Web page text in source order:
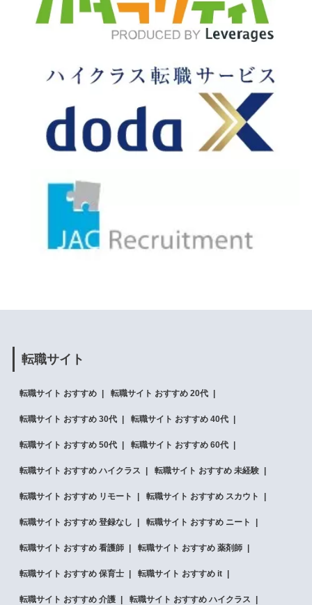
転職サイト
転職サイト おすすめ 転職サイト おすすめ 20代
転職サイト おすすめ 30代 転職サイト おすすめ 40代
転職サイト おすすめ 50代 転職サイト おすすめ 60代
転職サイト おすすめ ハイクラス 転職サイト おすすめ 未経験
転職サイト おすすめ リモート 転職サイト おすすめ スカウト
転職サイト おすすめ 登録なし 転職サイト おすすめ ニート
転職サイト おすすめ 看護師 転職サイト おすすめ 薬剤師
転職サイト おすすめ 保育士 転職サイト おすすめ it
転職サイト おすすめ 介護 転職サイト おすすめ ハイクラス